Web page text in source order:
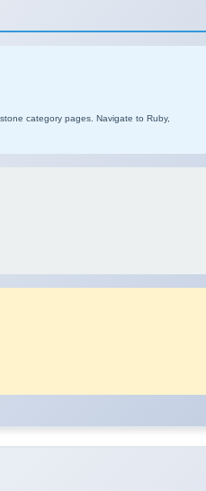
category pages. Navigate to Ruby,